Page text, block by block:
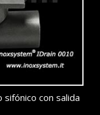
con salida